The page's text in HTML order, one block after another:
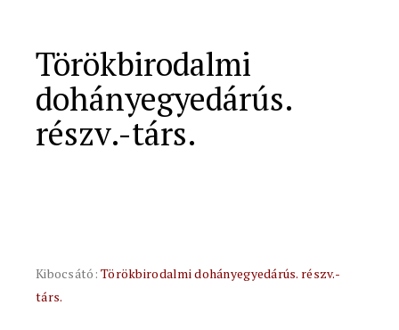
Törökbirodalmi
dohányegyedárús.
részv.-társ.
Kibocsátó:Törökbirodalmi dohányegyedárús. részv.-
társ.